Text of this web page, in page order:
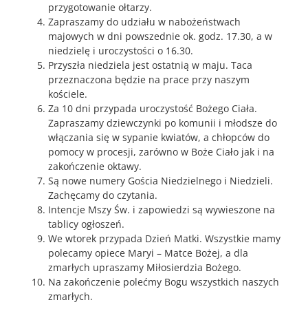
przygotowanie ołtarzy.
Zapraszamy do udziału w nabożeństwach
majowych w dni powszednie ok. godz. 17.30, a w
niedzielę i uroczystości o 16.30.
Przyszła niedziela jest ostatnią w maju. Taca
przeznaczona będzie na prace przy naszym
kościele.
Za 10 dni przypada uroczystość Bożego Ciała.
Zapraszamy dziewczynki po komunii i młodsze do
włączania się w sypanie kwiatów, a chłopców do
pomocy w procesji, zarówno w Boże Ciało jak i na
zakończenie oktawy.
Są nowe numery Gościa Niedzielnego i Niedzieli.
Zachęcamy do czytania.
Intencje Mszy Św. i zapowiedzi są wywieszone na
tablicy ogłoszeń.
We wtorek przypada Dzień Matki. Wszystkie mamy
polecamy opiece Maryi – Matce Bożej, a dla
zmarłych upraszamy Miłosierdzia Bożego.
Na zakończenie polećmy Bogu wszystkich naszych
zmarłych.